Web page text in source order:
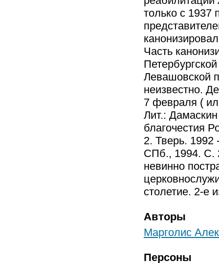
только с 1937
Часть
Левашовской
неизвестно.
7 февраля (
Лит.:
благочестия
2. Тверь. 1992
СПб., 1994. С.
невинно
столетие. 2-е
Авторы
Марголис
Персоны